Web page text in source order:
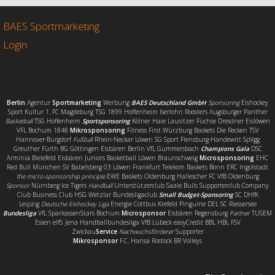
o
k
r
BAES Sportmarketing
Login
Berlin Agentur Sportmarketing Werbung BAES Deutschland GmbH SponsoringEishockey
Sport Kultur 1. FC Magdeburg TSG 1899 Hoffenheim Iserlohn Roosters Augsburger Panther
BasketballTSG Hoffenheim SportsponsoringKölner Haie Lausitzer Füchse Dresdner Eislöwen
VFL Bochum 1848 Mikrosponsoring Fitness First Würzburg Baskets Die Recken TSV
Hannover-Burgdorf FußballRhein-Neckar Löwen SG Sport Flensburg-Handewitt SpVgg
Greuther Fürth BG Göttingen Eisbären Berlin VfL Gummersbach Champions GalaDSC
Arminia Bielefeld Eisbären Juniors Basketball Löwen Braunschweig Microsponsoring EHC
Red Bull München SV Babelsberg 03 Löwen Frankfurt Telekom Baskets Bonn ERC Ingolstadt
the micro-sponsorship principleEWE Baskets Oldenburg Hallescher FC VfB Oldenburg
SponsorNürnberg Ice Tigers HandballUnterstützerclub Saale Bulls Supporterclub Company
Club Business Club HSG Wetzlar Bundesligaclub Small Budget-SponsoringSC DHfK
Leipzig Deutsche Eishockey LigaEnergie Cottbus Krefeld Pinguine DEL SC Riessersee
Bundesliga VfL SparkassenStars Bochum MicrosponsorEisbären Regensburg PartnerTUSEM
Essen elf5 Jena Handballbundesliga VfB Lübeck easyCredit BBL HBL FSV
ZwickauService NachwuchsfördererSupporter
MikrosponsorF.C. Hansa Rostock BR Volleys